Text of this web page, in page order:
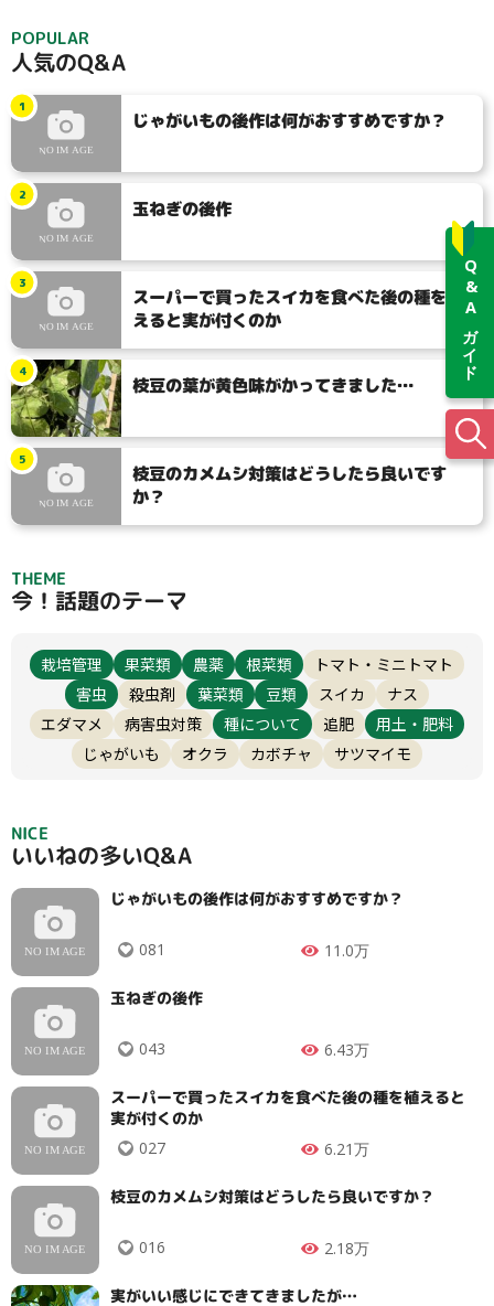
Q&Aガイド
タイプ
POPULAR
人気のQ&A
じゃがいもの後作は何がおすすめですか？
1
玉ねぎの後作
2
スーパーで買ったスイカを食べた後の種を植
えると実が付くのか
3
枝豆の葉が黄色味がかってきました…
4
枝豆のカメムシ対策はどうしたら良いです
か？
5
THEME
今！話題のテーマ
栽培管理 果菜類 農薬 根菜類
トマト・ミニトマト
害虫
殺虫剤 葉菜類 豆類 スイカ
ナス
エダマメ
病害虫対策 種について 追肥
用土・肥料
じゃがいも
オクラ カボチャ サツマイモ
NICE
いいねの多いQ&A
じゃがいもの後作は何がおすすめですか？
081 11.0万
玉ねぎの後作
043 6.43万
スーパーで買ったスイカを食べた後の種を植えると
実が付くのか
027 6.21万
枝豆のカメムシ対策はどうしたら良いですか？
016 2.18万
実がいい感じにできてきましたが…